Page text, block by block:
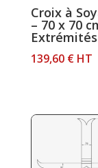
Croix à
– 70 x 70
139,60 € HT